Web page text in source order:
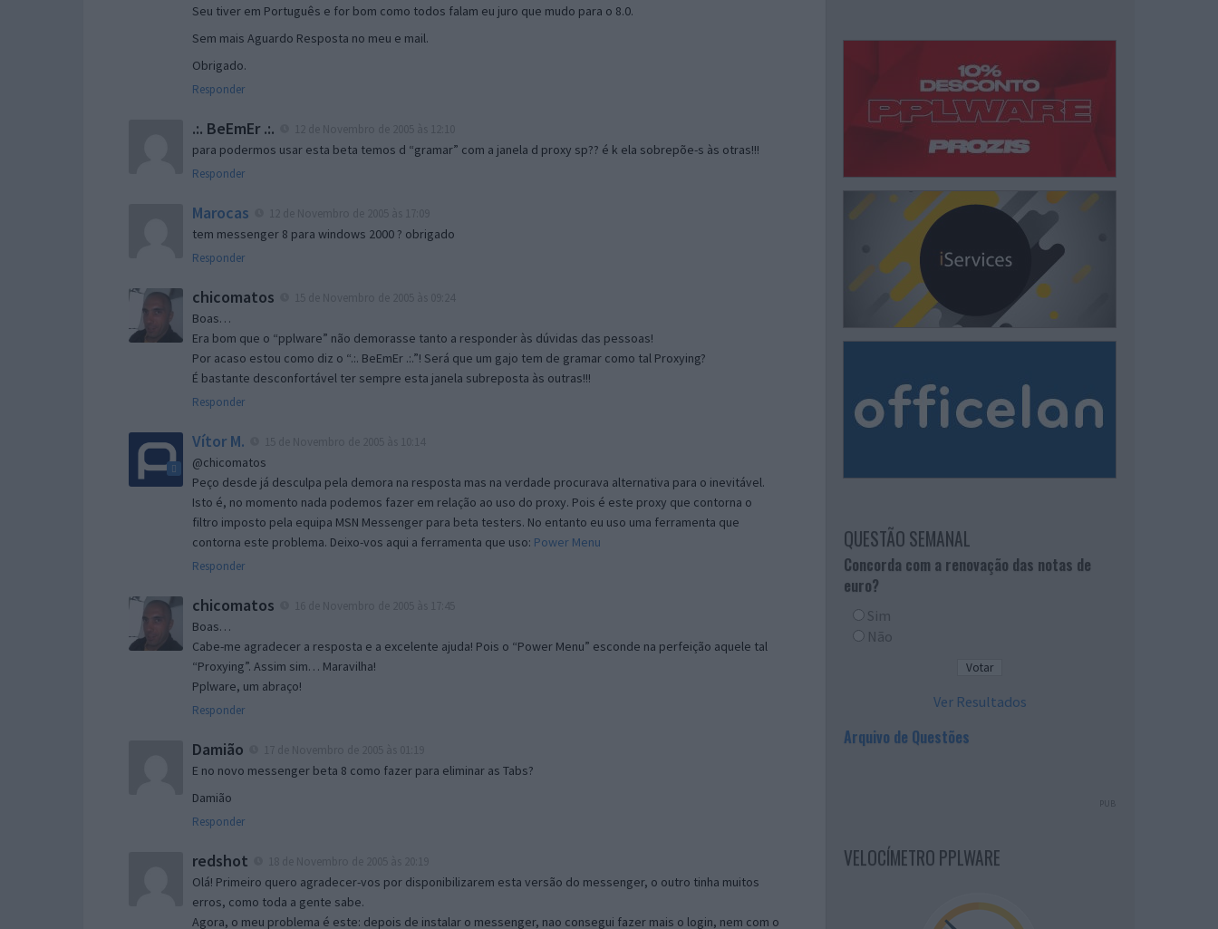
Seu tiver em Português e for bom como todos falam eu juro que mudo para o 8.0.
Sem mais Aguardo Resposta no meu e mail.
Obrigado.
Responder
.:. BeEmEr .:.
para podermos usar esta beta temos d “gramar” com a janela d proxy sp?? é k ela sobrepõe-s às otras!!!
Responder
Marocas
tem messenger 8 para windows 2000 ? obrigado
Responder
chicomatos
Boas…
Era bom que o “pplware” não demorasse tanto a responder às dúvidas das pessoas!
Por acaso estou como diz o “.:. BeEmEr .:.”! Será que um gajo tem de gramar como tal Proxying?
É bastante desconfortável ter sempre esta janela subreposta às outras!!!
Responder
Vítor M.
@chicomatos
Peço desde já desculpa pela demora na resposta mas na verdade procurava alternativa para o inevitável.
Isto é, no momento nada podemos fazer em relação ao uso do proxy. Pois é este proxy que contorna o
filtro imposto pela equipa MSN Messenger para beta testers. No entanto eu uso uma ferramenta que
contorna este problema. Deixo-vos aqui a ferramenta que uso: Power Menu
Responder
chicomatos
Boas…
Cabe-me agradecer a resposta e a excelente ajuda! Pois o “Power Menu” esconde na perfeição aquele tal
“Proxying”. Assim sim… Maravilha!
Pplware, um abraço!
Responder
Damião
E no novo messenger beta 8 como fazer para eliminar as Tabs?
Damião
Responder
redshot
Olá! Primeiro quero agradecer-vos por disponibilizarem esta versão do messenger, o outro tinha muitos
erros, como toda a gente sabe.
Agora, o meu problema é este: depois de instalar o messenger, nao consegui fazer mais o login, nem com o
QUESTÃO SEMANAL
Concorda com a renovação das notas de
euro?
Sim
Não
Ver Resultados
Arquivo de Questões
PUB
VELOCÍMETRO PPLWARE